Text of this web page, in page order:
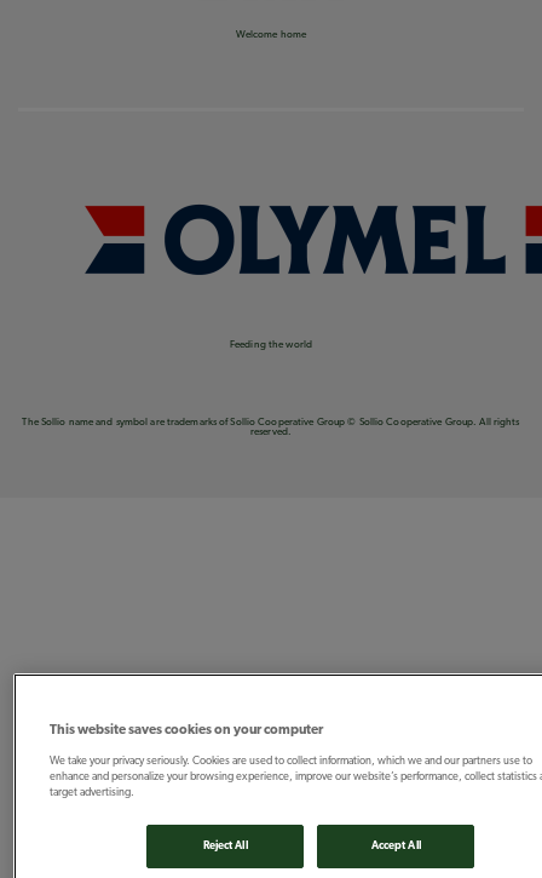
Welcome home
Feeding the world
The Sollio name and symbol are trademarks of Sollio Cooperative Group © Sollio Cooperative Group. All rights
reserved.
This website saves cookies on your computer
We take your privacy seriously. Cookies are used to collect information, which we and our partners use to
enhance and personalize your browsing experience, improve our website’s performance, collect statistics
target advertising.
Reject All Accept All